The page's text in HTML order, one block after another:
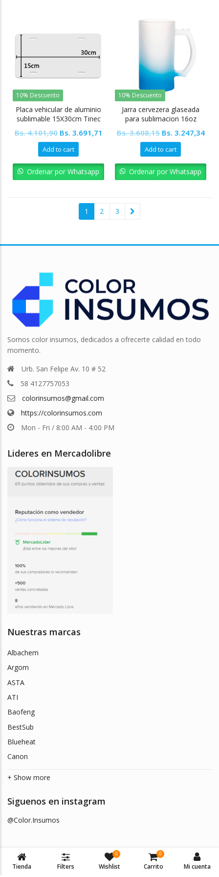
10% Descuento
Placa vehicular de aluminio
sublimable 15X30cm Tinec
Bs.4.101,90 Original
price
was:
Bs. 4.101,90.
Bs. 3.691,71 Current
Bs. 3.691,71.
Add to cart
Ordenar por Whatsapp
10% Descuento
Jarra cervezera glaseada
para sublimacion 16oz
Bs.3.608,15 Original
price
was:
Bs. 3.608,15.
Bs. 3.247,34
Bs.
Add to cart
Ordenar por Whatsapp
1 2 3
Somos color insumos, dedicados a ofrecerte calidad en todo
momento.
Urb. San Felipe Av. 10 # 52
58 4127757053
colorinsumos@gmail.com
https://colorinsumos.com
Mon - Fri / 8:00 AM - 4:00 PM
Lideres en Mercadolibre
Nuestras marcas
Albachem
Argom
ASTA
ATI
Baofeng
BestSub
Blueheat
Canon
+ Show more
Siguenos en instagram
@Color.Insumos
Tienda Filters
0
Wishlist
0
Carrito Mi cuenta